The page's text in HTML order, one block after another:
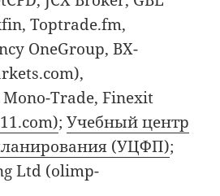
Toptrade.fm,
OneGroup, BX-
Trade, Finexit
;Учебный центр
(УЦФП);
Ltd (olimp-